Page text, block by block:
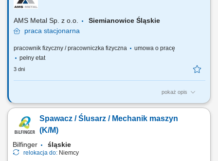
maszynowym: monitorowanie stanu technicznego urządzeń oraz
AMS Metal Sp. z o.o.
Siemianowice Śląskie
praca stacjonarna
pracownik fizyczny / pracowniczka fizyczna
umowa o pracę
pełny etat
3 dni
pokaż opis
Twój zakres obowiązków: rozpoznanie i usuwanie awarii urządzeń
maszyn i urządzeń wykonywanie przeglądów okresowych i konserwacji
zapobieganie awariom poprzez działania prewencyjne sporządzanie
Spawacz / Ślusarz / Mechanik maszyn
(K/M)
Bilfinger śląskie
relokacja do: Niemcy